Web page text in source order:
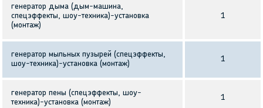
генератор дыма (дым-машина,
спецэффекты, шоу-техника)-установка
(монтаж)
1
генератор мыльных пузырей (спецэффекты,
шоу-техника)-установка (монтаж)
1
генератор пены (спецэффекты, шоу-
техника)-установка (монтаж)
1